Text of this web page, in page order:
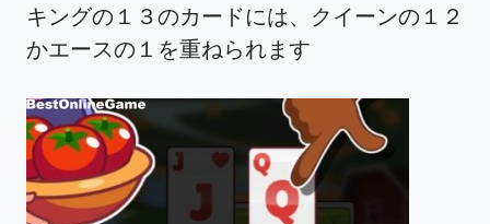
キングの１３のカードには、クイーンの１２
かエースの１を重ねられます